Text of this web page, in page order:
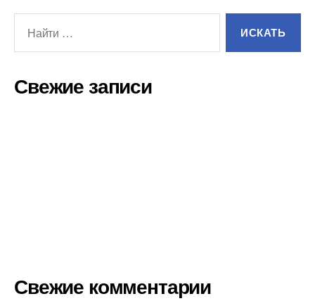
Свежие записи
Свежие комментарии